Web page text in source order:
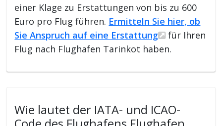
einer Klage zu Erstattungen von bis zu 600
Euro pro Flug führen. Ermitteln Sie hier, ob
Sie Anspruch auf eine Erstattung
für Ihren
Flug nach Flughafen Tarinkot haben.
Wie lautet der IATA- und ICAO-